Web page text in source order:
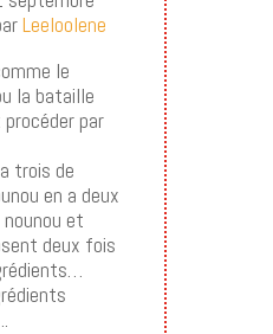
Leeloolene
le
la bataille
par
trois de
en a deux
et
deux fois